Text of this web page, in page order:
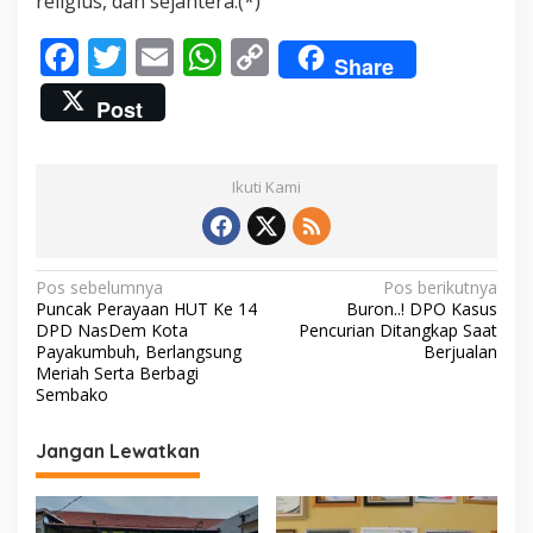
F
ac
e
k
T
w
itt
E W
s
A
p
p
C
o
y
Li
n
k
Share
Post
Ikuti Kami
N
a
v
i
a
s
Pos sebelumnya
Puncak Perayaan HUT Ke 14
DPD NasDem Kota
Payakumbuh, Berlangsung
Meriah Serta Berbagi
Sembako
Pos berikutnya
Buron..! DPO Kasus
Pencurian Ditangkap Saat
Berjualan
Jangan Lewatkan